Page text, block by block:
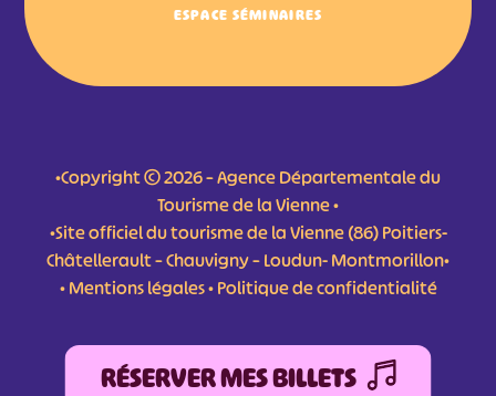
ESPACE SÉMINAIRES
•Copyright © 2026 – Agence Départementale du
Tourisme de la Vienne •
•Site officiel du tourisme de la Vienne (86) Poitiers-
Châtellerault – Chauvigny – Loudun- Montmorillon•
•Mentions légales•Politique de confidentialité
RÉSERVER MES BILLETS